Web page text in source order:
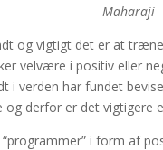
Maharaji
og vigtigt det er at
velvære i positiv eller
i verden har fundet
derfor er det vigtigere
i form af